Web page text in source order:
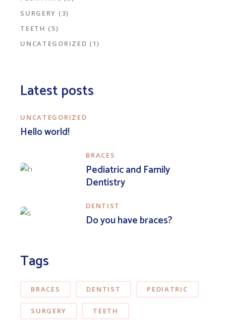
SURGERY (3)
TEETH (5)
UNCATEGORIZED (1)
Latest posts
UNCATEGORIZED
Hello world!
BRACES
Pediatric and Family
Dentistry
DENTIST
Do you have braces?
Tags
BRACES DENTIST PEDIATRIC
SURGERY TEETH